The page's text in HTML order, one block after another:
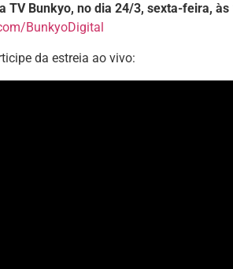
TV Bunkyo, no dia 24/3, sexta-feira, às
BunkyoDigital
da estreia ao vivo: